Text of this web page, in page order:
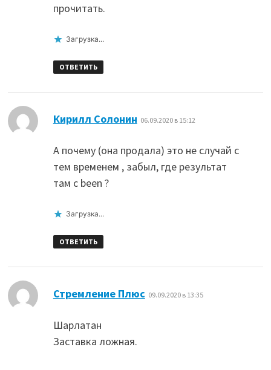
прочитать.
Загрузка...
ОТВЕТИТЬ
Кирилл Солонин 06.09.2020 в 15:12
А почему (она продала) это не случай с
тем временем , забыл, где результат
там с been ?
Загрузка...
ОТВЕТИТЬ
Стремление Плюс 09.09.2020 в 13:35
Шарлатан
Заставка ложная.